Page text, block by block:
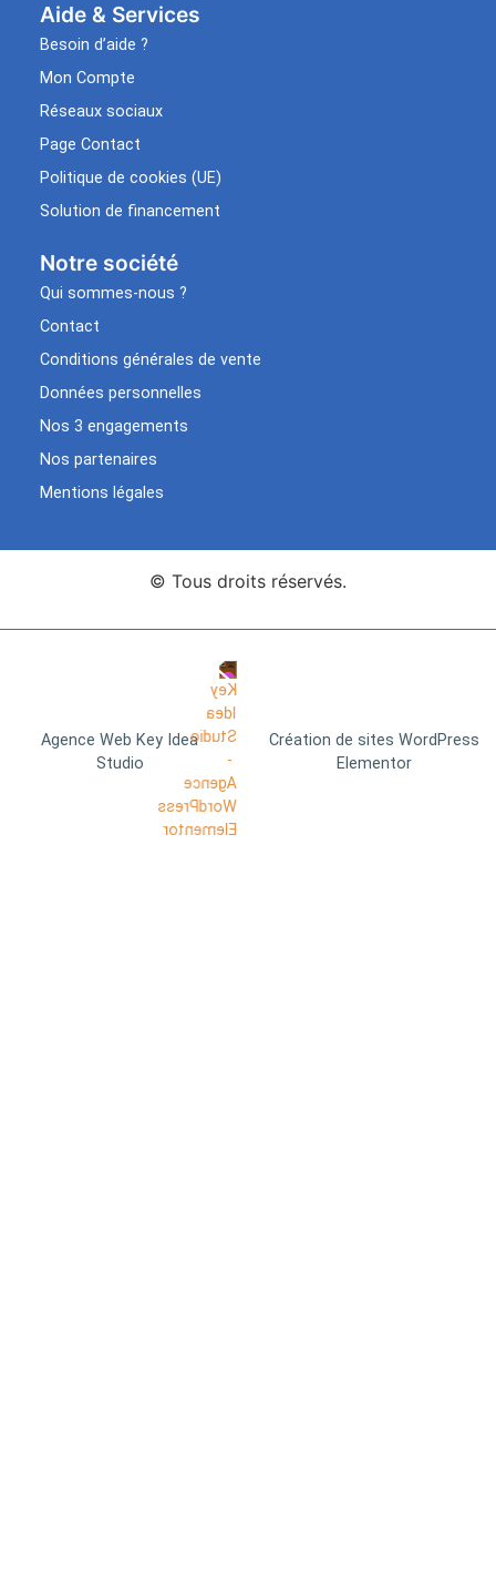
Aide & Services​
Besoin d’aide ?
Mon Compte
Réseaux sociaux
Page Contact
Politique de cookies (UE)
Solution de financement
Notre société
Qui sommes-nous ?
Contact
Conditions générales de vente
Données personnelles
Nos 3 engagements
Nos partenaires
Mentions légales
© Tous droits réservés.
Agence Web Key Idea
Studio
Création de sites WordPress
Elementor